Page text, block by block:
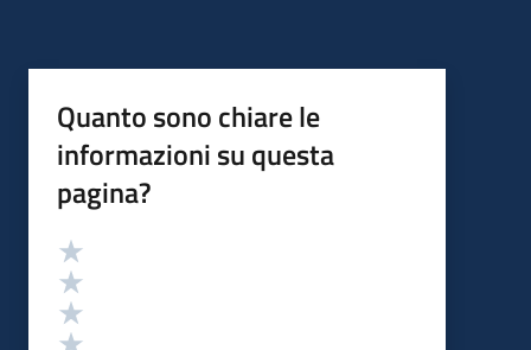
Quanto sono chiare le
informazioni su questa
pagina?
Valutazione